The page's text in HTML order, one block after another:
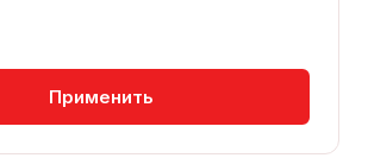
Применить